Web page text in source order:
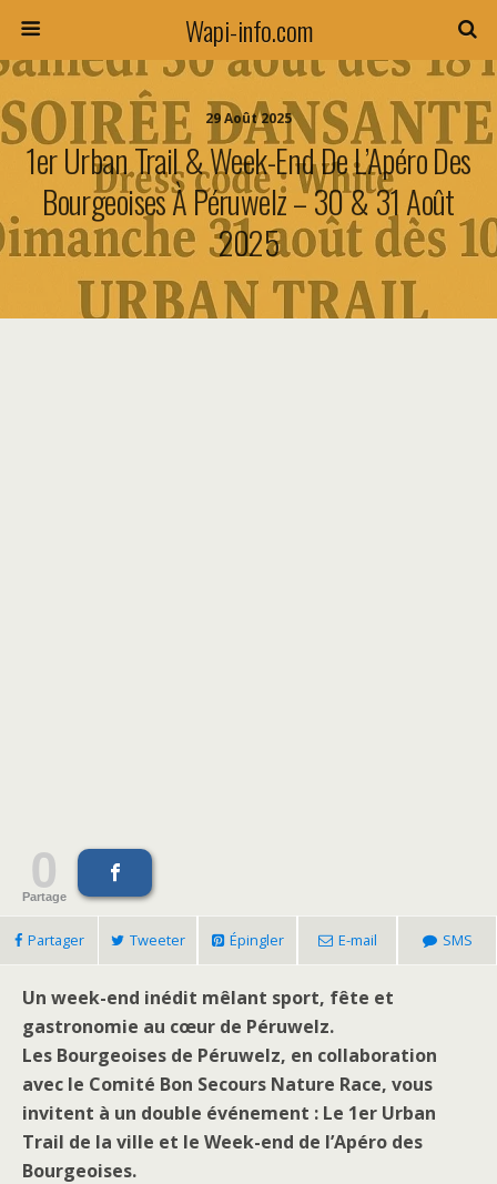
Wapi-info.com
29 Août 2025
1er Urban Trail & Week-End De L’Apéro Des
Bourgeoises À Péruwelz – 30 & 31 Août
2025
0
Partage
Partager Tweeter Épingler E-mail SMS
Un week-end inédit mêlant sport, fête et
gastronomie au cœur de Péruwelz.
Les Bourgeoises de Péruwelz, en collaboration
avec le Comité Bon Secours Nature Race, vous
invitent à un double événement : Le 1er Urban
Trail de la ville et le Week-end de l’Apéro des
Bourgeoises.